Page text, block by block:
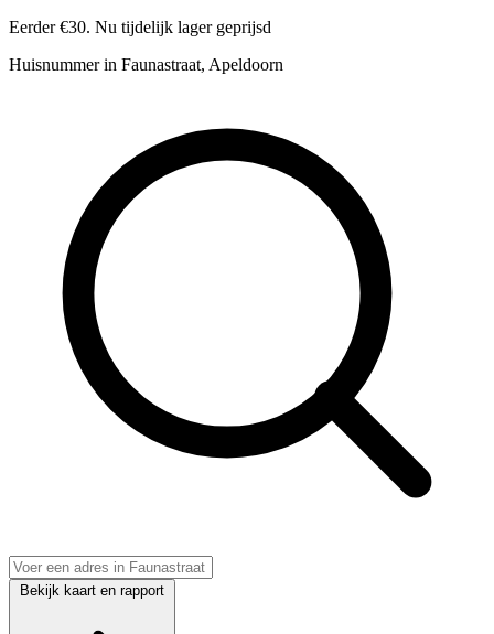
Eerder €30. Nu tijdelijk lager geprijsd
Huisnummer in Faunastraat, Apeldoorn
Bekijk kaart en rapport